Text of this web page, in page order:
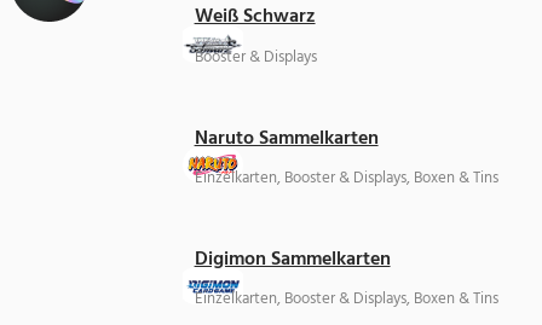
Weiß Schwarz
Booster & Displays
Naruto Sammelkarten
Einzelkarten, Booster & Displays, Boxen & Tins
Digimon Sammelkarten
Einzelkarten, Booster & Displays, Boxen & Tins